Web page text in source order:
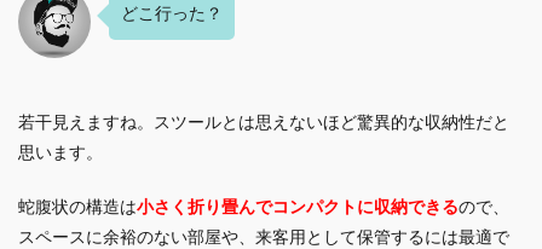
どこ行った？
若干見えますね。スツールとは思えないほど驚異的な収納性だと
思います。
蛇腹状の構造は小さく折り畳んでコンパクトに収納できるので、
スペースに余裕のない部屋や、来客用として保管するには最適で